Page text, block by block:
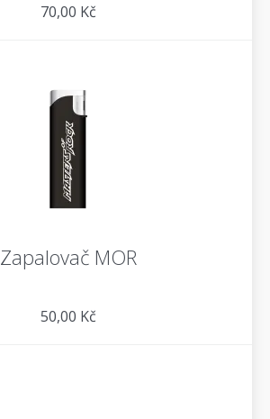
70,00 Kč
Zapalovač MOR
50,00 Kč